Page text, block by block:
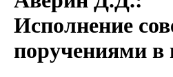
Исполнение
поручениями в